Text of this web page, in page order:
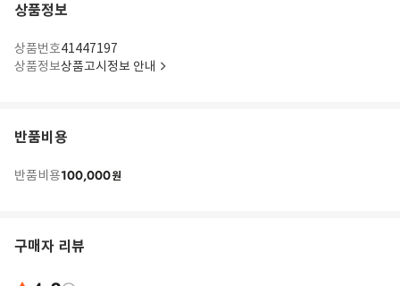
상품정보
상품번호41447197
상품정보상품고시정보 안내
반품비용
반품비용100,000원
구매자 리뷰